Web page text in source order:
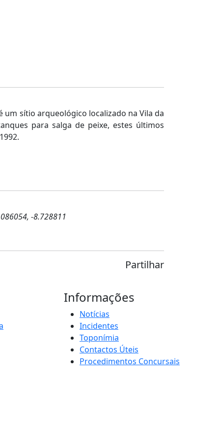
um sítio arqueológico localizado na Vila da
para salga de peixe, estes últimos
-8.728811
Partilhar
Informações
Notícias
Incidentes
Toponímia
Contactos Úteis
Procedimentos Concursais